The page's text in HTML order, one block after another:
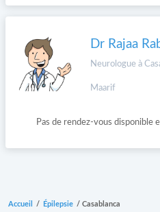
Dr Rajaa
Neurologue à
Maarif
Pas de rendez-vous disponible
Accueil / Épilepsie / Casablanca